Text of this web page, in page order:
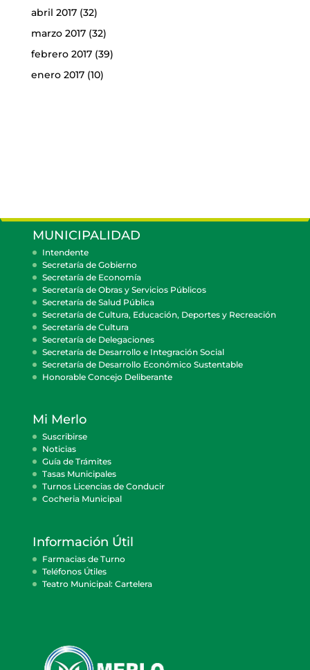
abril 2017(32)
marzo 2017(32)
febrero 2017(39)
enero 2017(10)
MUNICIPALIDAD
Intendente
Secretaría de Gobierno
Secretaría de Economía
Secretaría de Obras y Servicios Públicos
Secretaría de Salud Pública
Secretaría de Cultura, Educación, Deportes y Recreación
Secretaría de Cultura
Secretaría de Delegaciones
Secretaría de Desarrollo e Integración Social
Secretaría de Desarrollo Económico Sustentable
Honorable Concejo Deliberante
Mi Merlo
Suscribirse
Noticias
Guía de Trámites
Tasas Municipales
Turnos Licencias de Conducir
Cocheria Municipal
Información Útil
Farmacias de Turno
Teléfonos Útiles
Teatro Municipal: Cartelera